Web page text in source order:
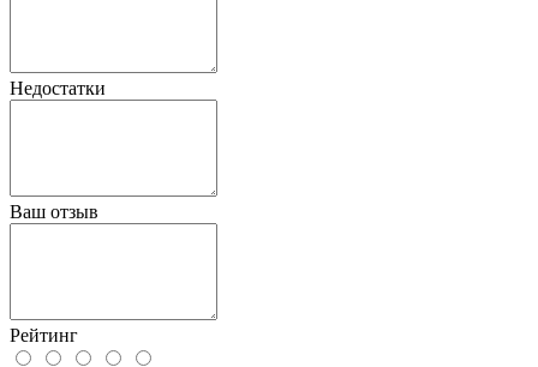
Недостатки
Ваш отзыв
Рейтинг